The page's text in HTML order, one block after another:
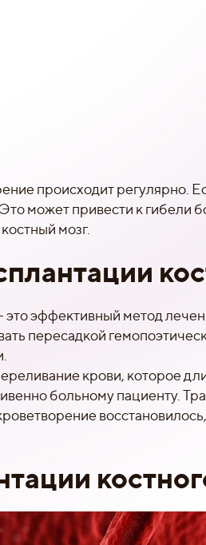
происходит регулярно.
может привести к гибели
мозг.
это эффективный метод
пересадкой
крови, которое
больному пациенту.